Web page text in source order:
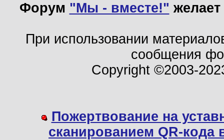
Форум "Мы - вместе!"
При использовании
сообщения
Copyright ©2003-
Пожертвование на
сканированием QR-